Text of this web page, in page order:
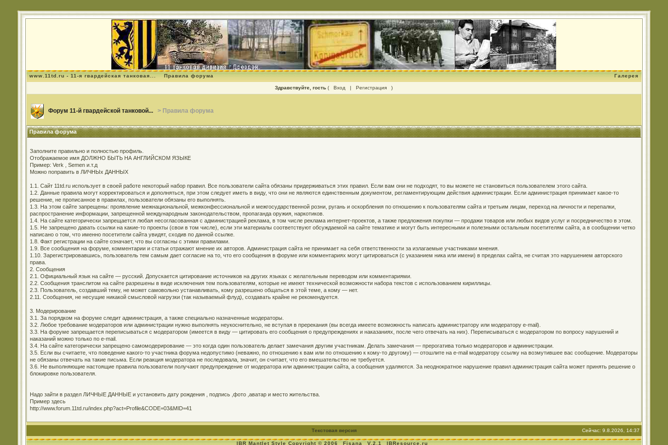
www.11td.ru - 11-я гвардейская танковая... Правила форума Галерея
Здравствуйте, гость ( Вход | Регистрация )
Форум 11-й гвардейской танковой... > Правила форума
Правила форума
Заполните правильно и полностью профиль.
Отображаемое имя ДОЛЖНО БЫТЬ НА АНГЛИЙСКОМ ЯЗЫКЕ
Пример: Verk , Semen и.т.д
Можно поправить в ЛИЧНЫх ДАННЫХ
1.1. Сайт 11td.ru использует в своей работе некоторый набор правил. Все пользователи сайта обязаны придерживаться этих правил. Если вам они не подходят, то вы можете не становиться пользователем этого сайта.
1.2. Данные правила могут корректироваться и дополняться, при этом следует иметь в виду, что они не являются единственным документом, регламентирующим действия администрации. Если администрация принимает какое-то
решение, не прописанное в правилах, пользователи обязаны его выполнять.
1.3. На этом сайте запрещены: проявление межнациональной, межконфессиональной и межгосударственной розни, ругань и оскорбления по отношению к пользователям сайта и третьим лицам, переход на личности и перепалки,
распространение информации, запрещенной международным законодательством, пропаганда оружия, наркотиков.
1.4. На сайте категорически запрещается любая несогласованная с администрацией реклама, в том числе реклама интернет-проектов, а также предложения покупки — продажи товаров или любых видов услуг и посредничество в этом.
1.5. Не запрещено давать ссылки на какие-то проекты (свои в том числе), если эти материалы соответствуют обсуждаемой на сайте тематике и могут быть интересными и полезными остальным посетителям сайта, а в сообщении четко
написано о том, что именно посетители сайта увидят, сходив по данной ссылке.
1.8. Факт регистрации на сайте означает, что вы согласны с этими правилами.
1.9. Все сообщения на форуме, комментарии и статьи отражают мнение их авторов. Администрация сайта не принимает на себя ответственности за излагаемые участниками мнения.
1.10. Зарегистрировавшись, пользователь тем самым дает согласие на то, что его сообщения в форуме или комментариях могут цитироваться (с указанием ника или имени) в пределах сайта, не считая это нарушением авторского
права.
2. Сообщения
2.1. Официальный язык на сайте — русский. Допускается цитирование источников на других языках с желательным переводом или комментариями.
2.2. Сообщения транслитом на сайте разрешены в виде исключения тем пользователям, которые не имеют технической возможности набора текстов с использованием кириллицы.
2.3. Пользователь, создавший тему, не может самовольно устанавливать, кому разрешено общаться в этой теме, а кому — нет.
2.11. Сообщения, не несущие никакой смысловой нагрузки (так называемый флуд), создавать крайне не рекомендуется.
3. Модерирование
3.1. За порядком на форуме следит администрация, а также специально назначенные модераторы.
3.2. Любое требование модераторов или администрации нужно выполнять неукоснительно, не вступая в пререкания (вы всегда имеете возможность написать администратору или модератору e-mail).
3.3. На форуме запрещается переписываться с модератором (имеется в виду — цитировать его сообщения о предупреждениях и наказаниях, после чего отвечать на них). Переписываться с модератором по вопросу нарушений и
наказаний можно только по e-mail.
3.4. На сайте категорически запрещено самомодерирование — это когда один пользователь делает замечания другим участникам. Делать замечания — прерогатива только модераторов и администрации.
3.5. Если вы считаете, что поведение какого-то участника форума недопустимо (неважно, по отношению к вам или по отношению к кому-то другому) — отошлите на e-mail модератору ссылку на возмутившее вас сообщение. Модераторы
не обязаны отвечать на такие письма. Если реакция модератора не последовала, значит, он считает, что его вмешательство не требуется.
3.6. Не выполняющие настоящие правила пользователи получают предупреждение от модератора или администрации сайта, а сообщения удаляются. За неоднократное нарушение правил администрация сайта может принять решение о
блокировке пользователя.
Надо зайти в раздел ЛИЧНЫЕ ДАННЫЕ и установить дату рождения , подпись ,фото ,аватар и место жительства.
Пример здесь
http://www.forum.11td.ru/index.php?act=Profile&CODE=03&MID=41
Текстовая версия Сейчас: 9.8.2026, 14:37
IBR Mantlet Style Copyright © 2006 Fisana V.2.1 IBResource.ru